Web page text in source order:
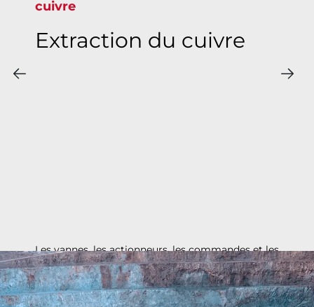
cuivre
Extraction du cuivre
Les vannes, les actionneurs, les commandes et les
accessoires de Bray sont conçus pour assurer un
service fiable dans l'extraction du cuivre, la
production de concentrés de cuivre, la fusion et
l'électrolyse dans le monde entier.